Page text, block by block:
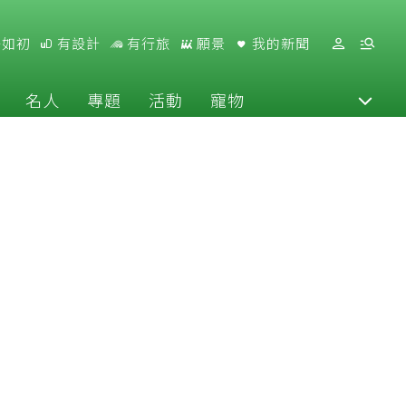
初 有設計 有行旅 願景 我的新聞
名人 專題 活動 寵物